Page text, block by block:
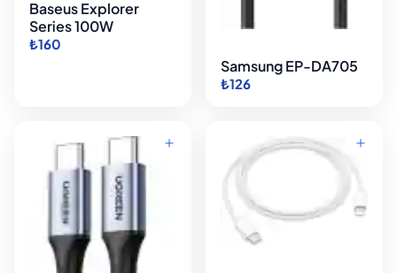
Baseus Explorer
Series 100W
₺160
Samsung EP-DA705
₺126